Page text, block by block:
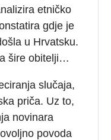
etničko
gdje je
u Hrvatsku.
šire obitelji…
slučaja,
priča. Uz to,
novinara
povoda